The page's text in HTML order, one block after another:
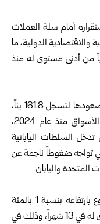
أمام سلة العملات
والاقتصادية الدولية، ما
من أدنى مستوى له منذ
وذكرت رويترز أن العملة الأمريكية واصلت صعودها لتسجل 161.8 يناً،
مقتربة من مستويات قياسية لم تشهدها الأسواق منذ عام 2024،
السلطات اليابانية
تواجه ضغوطاً ناجمة عن
المتحدة واليابان.
وكان الدولار حقق مكاسب حادة هذا الأسبوع بارتفاعه بنسبة 1 بالمئة
مقابل العملات الرئيسية، مسجلاً أعلى مستوى له في 13 شهراً، وذلك في